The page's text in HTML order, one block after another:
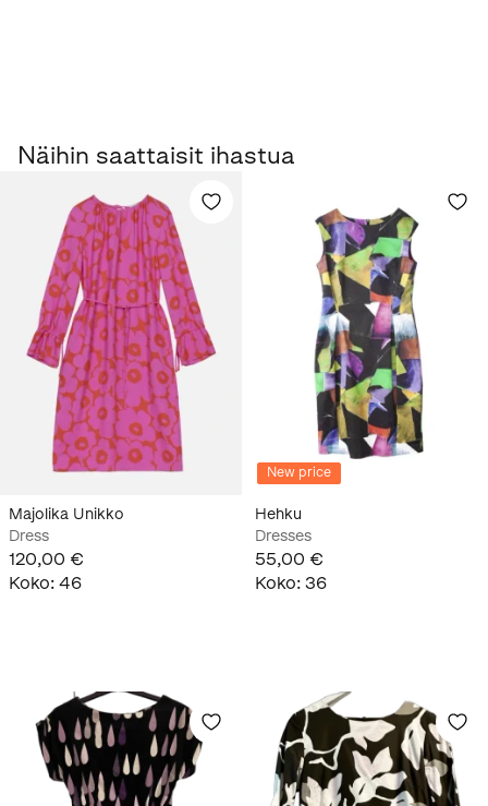
Näihin saattaisit ihastua
Majolika Unikko
Dress
120,00 €
Koko: 46
New price
Hehku
Dresses
55,00 €
Koko: 36